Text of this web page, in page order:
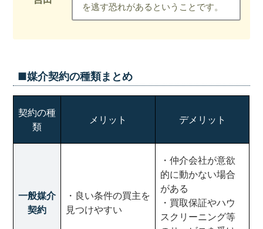
を逃す恐れがあるということです。
■媒介契約の種類まとめ
契約の種
類
メリット デメリット
一般媒介
契約
・良い条件の買主を
見つけやすい
・仲介会社が意欲
的に動かない場合
がある
・買取保証やハウ
スクリーニング等